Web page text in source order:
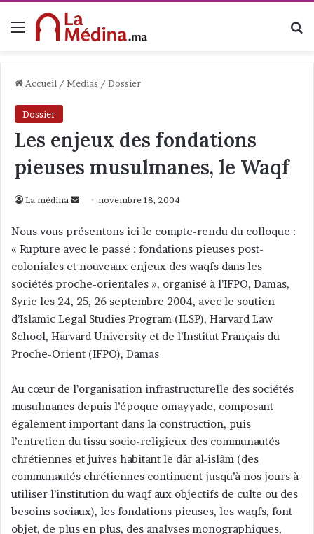
Menu
Accueil / Médias / Dossier
Dossier
Les enjeux des fondations
pieuses musulmanes, le Waqf
La médina
v
o
y
e
r
u
n
c
u
r
novembre 18, 2004
Nous vous présentons ici le compte-rendu du colloque :
« Rupture avec le passé : fondations pieuses post-
coloniales et nouveaux enjeux des waqfs dans les
sociétés proche-orientales », organisé à l’IFPO, Damas,
Syrie les 24, 25, 26 septembre 2004, avec le soutien
d’Islamic Legal Studies Program (ILSP), Harvard Law
School, Harvard University et de l’Institut Français du
Proche-Orient (IFPO), Damas
Au cœur de l’organisation infrastructurelle des sociétés
musulmanes depuis l’époque omayyade, composant
également important dans la construction, puis
l’entretien du tissu socio-religieux des communautés
chrétiennes et juives habitant le dâr al-islâm (des
communautés chrétiennes continuent jusqu’à nos jours à
utiliser l’institution du waqf aux objectifs de culte ou des
besoins sociaux), les fondations pieuses, les waqfs, font
objet, de plus en plus, des analyses monographiques,